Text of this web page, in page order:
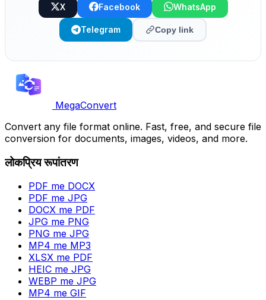
X Facebook WhatsApp
Telegram Copy link
MegaConvert
Convert any file format online. Fast, free, and secure file
conversion for documents, images, videos, and more.
लोकप्रिय रूपांतरण
PDF me DOCX
PDF me JPG
DOCX me PDF
JPG me PNG
PNG me JPG
MP4 me MP3
XLSX me PDF
HEIC me JPG
WEBP me JPG
MP4 me GIF